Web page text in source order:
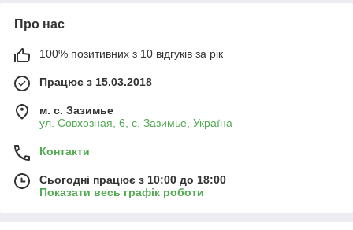
Про нас
100% позитивних з 10 відгуків за рік
Працює з 15.03.2018
м. с. Зазимье
ул. Совхозная, 6, с. Зазимье, Україна
Контакти
Сьогодні працює з 10:00 до 18:00
Показати весь графік роботи